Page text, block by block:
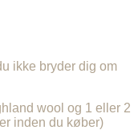
ikke bryder dig om
wool og 1 eller 2
inden du køber)